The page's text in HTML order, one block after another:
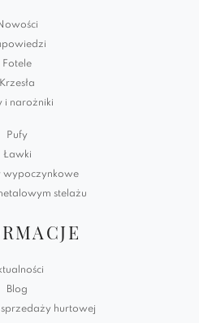
Nowości
Fotele
Krzesła
i narożniki
Pufy
Ławki
wypoczynkowe
stelażu
Blog
sprzedaży hurtowej